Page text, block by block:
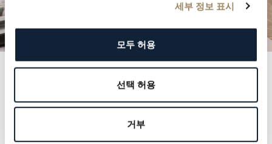
세부 정보 표시
모두 허용
선택 허용
거부
관심 제품